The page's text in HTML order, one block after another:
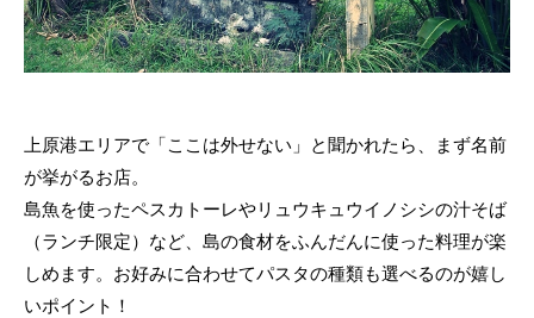
上原港エリアで「ここは外せない」と聞かれたら、まず名前
が挙がるお店。
島魚を使ったペスカトーレやリュウキュウイノシシの汁そば
（ランチ限定）など、島の食材をふんだんに使った料理が楽
しめます。お好みに合わせてパスタの種類も選べるのが嬉し
いポイント！